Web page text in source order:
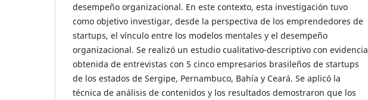
desempeño organizacional. En este contexto, esta investigación tuvo
como objetivo investigar, desde la perspectiva de los emprendedores de
startups, el vínculo entre los modelos mentales y el desempeño
organizacional. Se realizó un estudio cualitativo-descriptivo con evidencia
obtenida de entrevistas con 5 cinco empresarios brasileños de startups
de los estados de Sergipe, Pernambuco, Bahía y Ceará. Se aplicó la
técnica de análisis de contenidos y los resultados demostraron que los